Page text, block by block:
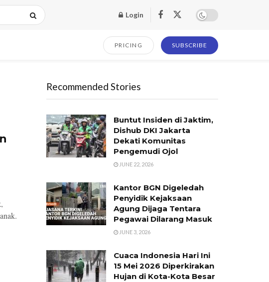
Login
PRICING SUBSCRIBE
Recommended Stories
Buntut Insiden di Jaktim,
Dishub DKI Jakarta
Dekati Komunitas
Pengemudi Ojol
JUNE 22, 2026
Kantor BGN Digeledah
Penyidik Kejaksaan
Agung Dijaga Tentara
Pegawai Dilarang Masuk
JUNE 3, 2026
Cuaca Indonesia Hari Ini
15 Mei 2026 Diperkirakan
Hujan di Kota-Kota Besar